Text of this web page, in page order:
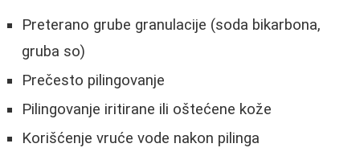
Preterano grube granulacije (soda bikarbona,
gruba so)
Prečesto pilingovanje
Pilingovanje iritirane ili oštećene kože
Korišćenje vruće vode nakon pilinga